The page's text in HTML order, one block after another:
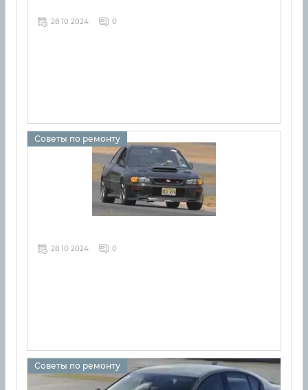
28 10 2024 0
Советы по ремонту
28 10 2024 0
Советы по ремонту